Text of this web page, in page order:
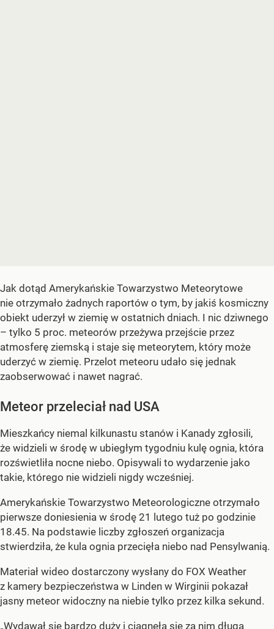
Jak dotąd Amerykańskie Towarzystwo Meteorytowe
nie otrzymało żadnych raportów o tym, by jakiś kosmiczny
obiekt uderzył w ziemię w ostatnich dniach. I nic dziwnego
– tylko 5 proc. meteorów przeżywa przejście przez
atmosferę ziemską i staje się meteorytem, który może
uderzyć w ziemię. Przelot meteoru udało się jednak
zaobserwować i nawet nagrać.
Meteor przeleciał nad USA
Mieszkańcy niemal kilkunastu stanów i Kanady zgłosili,
że widzieli w środę w ubiegłym tygodniu kulę ognia, która
rozświetliła nocne niebo. Opisywali to wydarzenie jako
takie, którego nie widzieli nigdy wcześniej.
Amerykańskie Towarzystwo Meteorologiczne otrzymało
pierwsze doniesienia w środę 21 lutego tuż po godzinie
18.45. Na podstawie liczby zgłoszeń organizacja
stwierdziła, że kula ognia przecięła niebo nad Pensylwanią.
Materiał wideo dostarczony wysłany do FOX Weather
z kamery bezpieczeństwa w Linden w Wirginii pokazał
jasny meteor widoczny na niebie tylko przez kilka sekund.
„Wydawał się bardzo duży i ciągnęła się za nim długa